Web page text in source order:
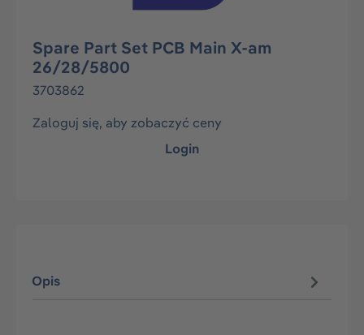
Spare Part Set PCB Main X-am
26/28/5800
3703862
Zaloguj się, aby zobaczyć ceny
Login
Opis